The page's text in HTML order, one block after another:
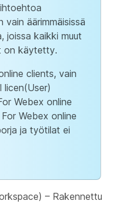
vain äärimmäisissä
joissa kaikki muut
on käytetty.
clients, vain
licen(User)
Webex online
Webex online
ja työtilat ei
– Rakennettu